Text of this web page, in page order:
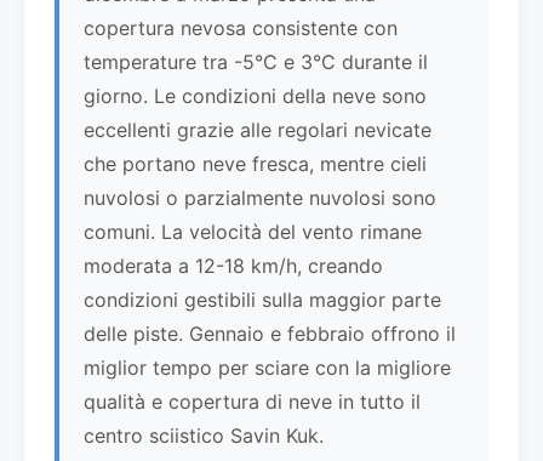
copertura nevosa consistente con
temperature tra -5°C e 3°C durante il
giorno. Le condizioni della neve sono
eccellenti grazie alle regolari nevicate
che portano neve fresca, mentre cieli
nuvolosi o parzialmente nuvolosi sono
comuni. La velocità del vento rimane
moderata a 12-18 km/h, creando
condizioni gestibili sulla maggior parte
delle piste. Gennaio e febbraio offrono il
miglior tempo per sciare con la migliore
qualità e copertura di neve in tutto il
centro sciistico Savin Kuk.